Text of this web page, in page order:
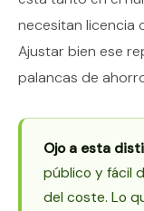
necesitan licencia
Ajustar bien ese
palancas de
Ojo a esta
público y fácil
del coste. Lo